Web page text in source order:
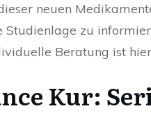
neuen
Studienlage zu
Beratung ist
Kur: